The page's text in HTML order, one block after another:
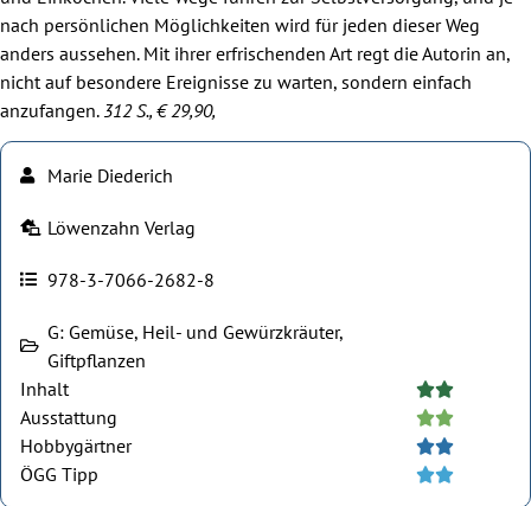
nach persönlichen Möglichkeiten wird für jeden dieser Weg
anders aussehen. Mit ihrer erfrischenden Art regt die Autorin an,
nicht auf besondere Ereignisse zu warten, sondern einfach
anzufangen. 312 S., € 29,90,
Marie Diederich
Löwenzahn Verlag
978-3-7066-2682-8
G: Gemüse, Heil- und Gewürzkräuter,
Giftpflanzen
Inhalt

Ausstattung 
Hobbygärtner 
ÖGG Tipp 